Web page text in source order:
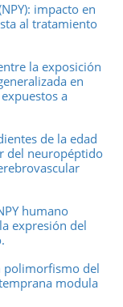
impacto en
al tratamiento
la exposición
en
a
de la edad
del neuropéptido
humano
expresión del
polimorfismo del
modula